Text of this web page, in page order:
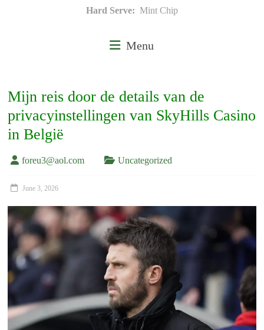
Hard Serve: Mint Chip
Menu
Mijn reis door de details van de
privacyinstellingen van SkyHills Casino
in België
foreu3@aol.com Uncategorized
June 3, 2026